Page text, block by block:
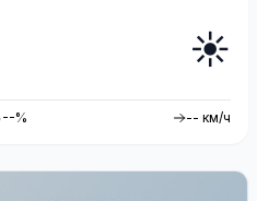
☀️
--% -- км/ч